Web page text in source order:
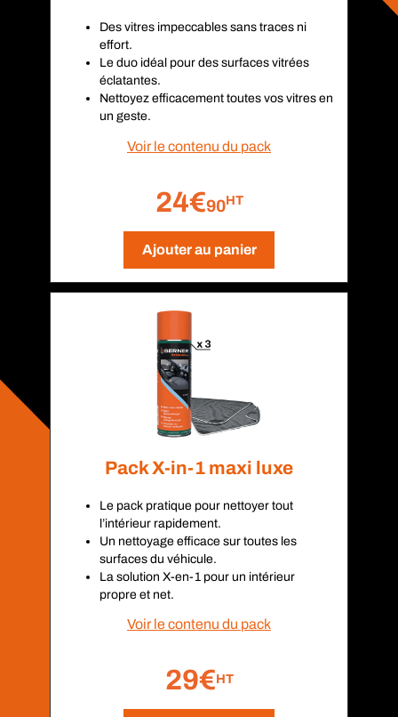
Des vitres impeccables sans traces ni
effort.
Le duo idéal pour des surfaces vitrées
éclatantes.
Nettoyez efficacement toutes vos vitres en
un geste.
Voir le contenu du pack
24€90HT
Ajouter au panier
Pack X-in-1 maxi luxe
Le pack pratique pour nettoyer tout
l’intérieur rapidement.
Un nettoyage efficace sur toutes les
surfaces du véhicule.
La solution X-en-1 pour un intérieur
propre et net.
Voir le contenu du pack
29€HT